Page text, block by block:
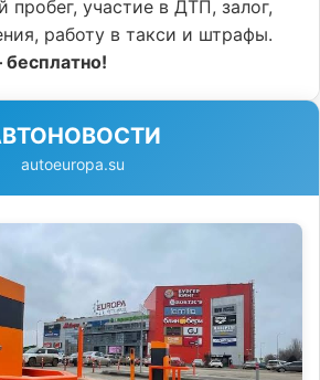
пробег, участие в ДТП, залог,
работу в такси и штрафы.
autoeuropa.su